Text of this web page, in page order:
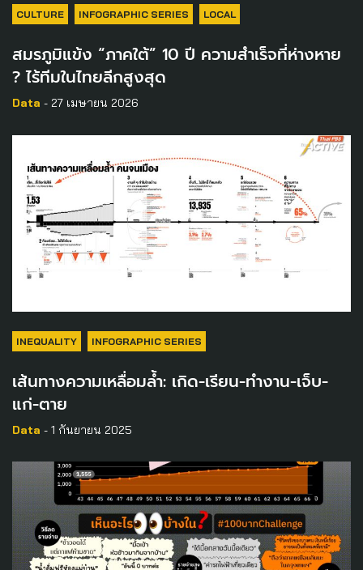
CULTURE INFOGRAPHIC SERIES LOCAL
สมรภูมิแข้ง “ภาคใต้” 10 ปี ความสำเร็จที่ห่างหาย
? ไร้ทีมในไทยลีกสูงสุด
Data - 27 เมษายน 2026
INEQUALITY INFOGRAPHIC SERIES
เส้นทางความเหลื่อมล้ำ: เกิด-เรียน-ทำงาน-เจ็บ-
แก่-ตาย
Data - 1 กันยายน 2025